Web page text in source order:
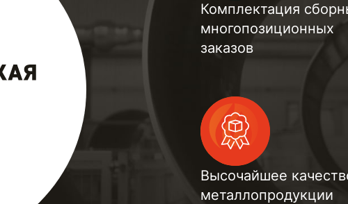
Комплектация
многопозиционных
заказов
Высочайшее
металлопродукции